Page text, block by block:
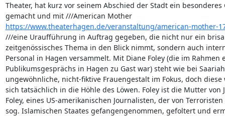
Theater, hat kurz vor seinem Abschied der Stadt ein besonderes
https://www.theaterhagen.de/veranstaltung/american-mother-
///eine Uraufführung in Auftrag gegeben, die nicht nur ein
zeitgenössisches Thema in den Blick nimmt, sondern auch
Personal in Hagen versammelt. Mit Diane Foley (die im Rahmen
Publikumsgesprächs in Hagen zu Gast war) steht wie bei
ungewöhnliche, nicht-fiktive Frauengestalt im Fokus, doch
sich tatsächlich in die Höhle des Löwen. Foley ist die Mutter von
Foley, eines US-amerikanischen Journalisten, der von
sog. Islamischen Staates gefangengenommen, gefoltert und